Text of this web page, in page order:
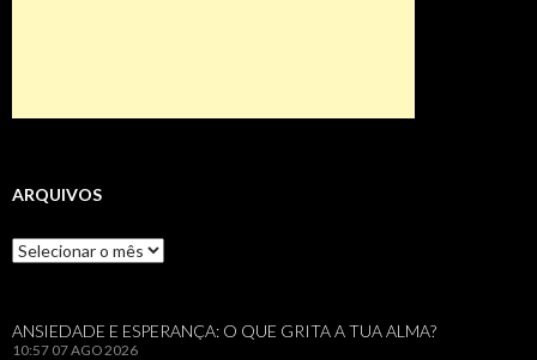
ARQUIVOS
Arquivos
ANSIEDADE E ESPERANÇA: O QUE GRITA A TUA ALMA?
10:57 07 AGO 2026